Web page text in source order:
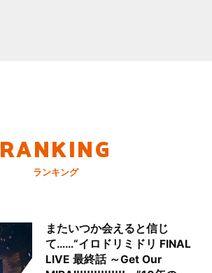
RANKING
ランキング
またいつか会えると信じ
て……“イロドリミドリ FINAL
LIVE 最終話 ～Get Our